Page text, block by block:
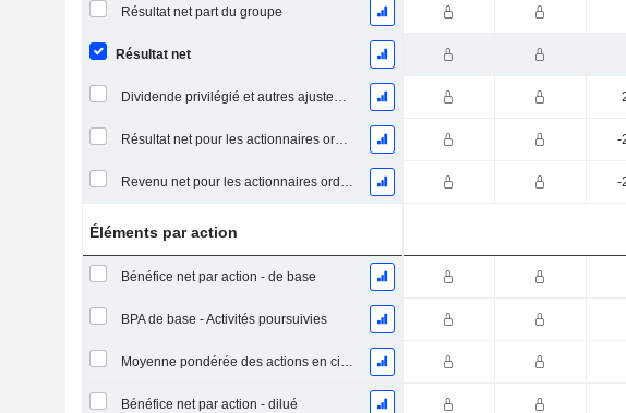
Résultat net part du groupe
Résultat net
Dividende privilégié et autres ajustements
Résultat net pour les actionnaires ordinaires, éléments exceptionnels inclus. -
Revenu net pour les actionnaires ordinaires, hors éléments exceptionnelsRésultat net pour les actionnaires ordinaires, éléments exceptionnels exclus. -
Éléments par action
Bénéfice net par action - de base
BPA de base - Activités poursuivies
Moyenne pondérée des actions en circulation
Bénéfice net par action - dilué